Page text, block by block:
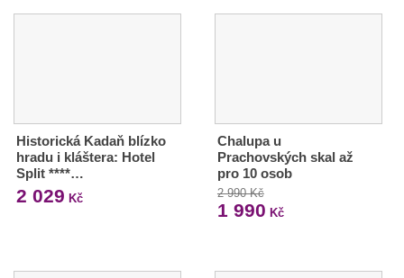
Historická Kadaň blízko
hradu i kláštera: Hotel
Split ****…
2 029 Kč
Chalupa u
Prachovských skal až
pro 10 osob
2 990 Kč
1 990 Kč